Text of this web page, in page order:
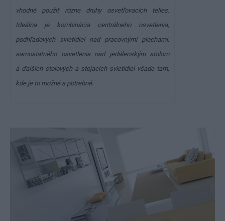
vhodné použiť rôzne druhy osvetľovacích telies.
Ideálna je kombinácia centrálneho osvetlenia,
podhľadových svietidiel nad pracovnými plochami,
samostatného osvetlenia nad jedálenským stolom
a ďalších stolových a stojacích svietidiel všade tam,
kde je to možné a potrebné.